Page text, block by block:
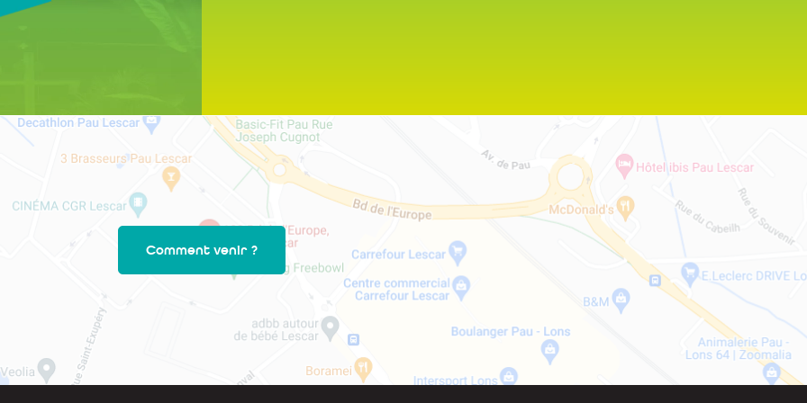
Comment venir ?